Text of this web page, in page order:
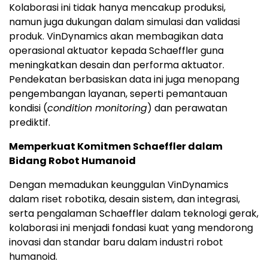
Kolaborasi ini tidak hanya mencakup produksi,
namun juga dukungan dalam simulasi dan validasi
produk. VinDynamics akan membagikan data
operasional aktuator kepada Schaeffler guna
meningkatkan desain dan performa aktuator.
Pendekatan berbasiskan data ini juga menopang
pengembangan layanan, seperti pemantauan
kondisi (condition monitoring) dan perawatan
prediktif.
Memperkuat Komitmen Schaeffler dalam
Bidang Robot Humanoid
Dengan memadukan keunggulan VinDynamics
dalam riset robotika, desain sistem, dan integrasi,
serta pengalaman Schaeffler dalam teknologi gerak,
kolaborasi ini menjadi fondasi kuat yang mendorong
inovasi dan standar baru dalam industri robot
humanoid.